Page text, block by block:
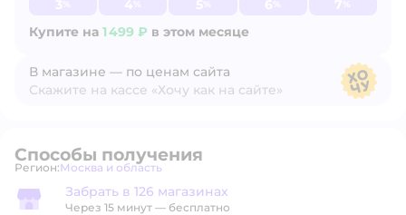
Купите на 1 499 ₽ в этом месяце
В магазине — по ценам сайта
Скажите на кассе «Хочу как на сайте»
Способы получения
Регион: Выбор адреса доставки.
Москва и область
Забрать в магазине
Забрать в 126 магазинах
Через 15 минут — бесплатно